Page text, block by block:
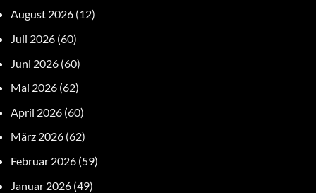
August 2026 (12)
Juli 2026 (60)
Juni 2026 (60)
Mai 2026 (62)
April 2026 (60)
März 2026 (62)
Februar 2026 (59)
Januar 2026 (49)